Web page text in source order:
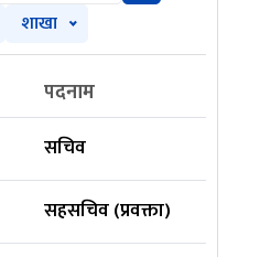
शाखा
पदनाम
सचिव
सहसचिव (प्रवक्ता)